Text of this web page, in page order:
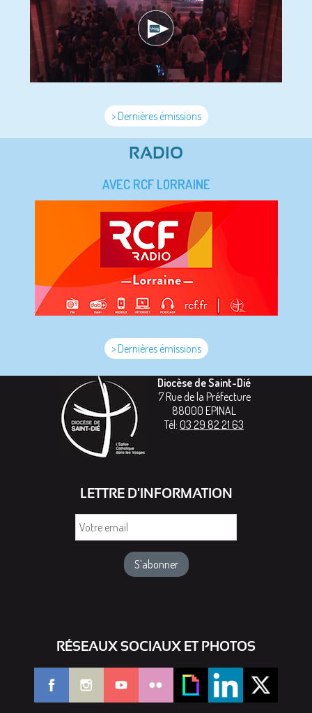
> Dernières émissions
RADIO
AVEC RCF LORRAINE
> Dernières émissions
Diocèse de Saint-Dié
7 Rue de la Préfecture
88000 EPINAL
Tél: 03 29 82 21 63
LETTRE D'INFORMATION
RÉSEAUX SOCIAUX ET PHOTOS